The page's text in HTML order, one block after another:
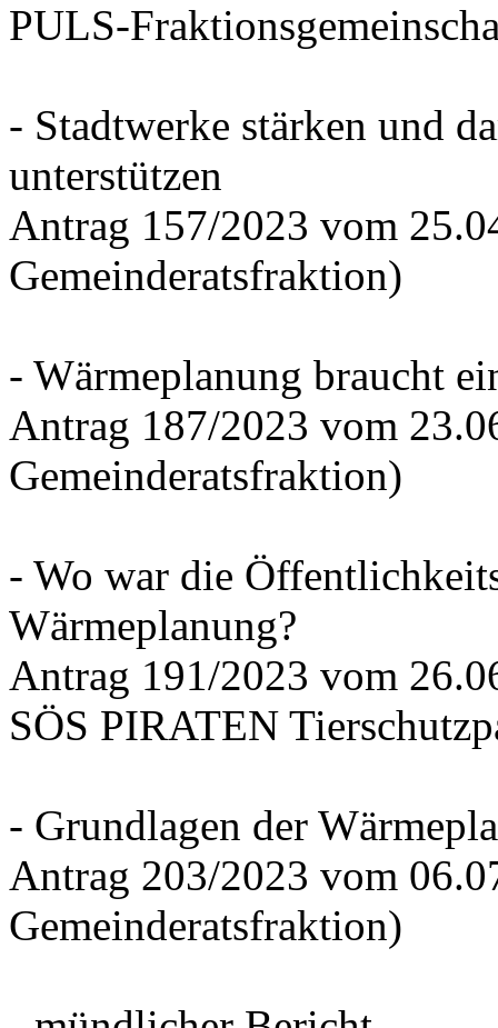
PULS-
- Stadtwerke stärken und
unterstützen
Antrag 157/2023 vom
Gemeinderatsfraktion)
- Wärmeplanung braucht
Antrag 187/2023 vom
Gemeinderatsfraktion)
- Wo war die
Wärmeplanung?
Antrag 191/2023 vom
SÖS PIRATEN
- Grundlagen der
Antrag 203/2023 vom
Gemeinderatsfraktion)